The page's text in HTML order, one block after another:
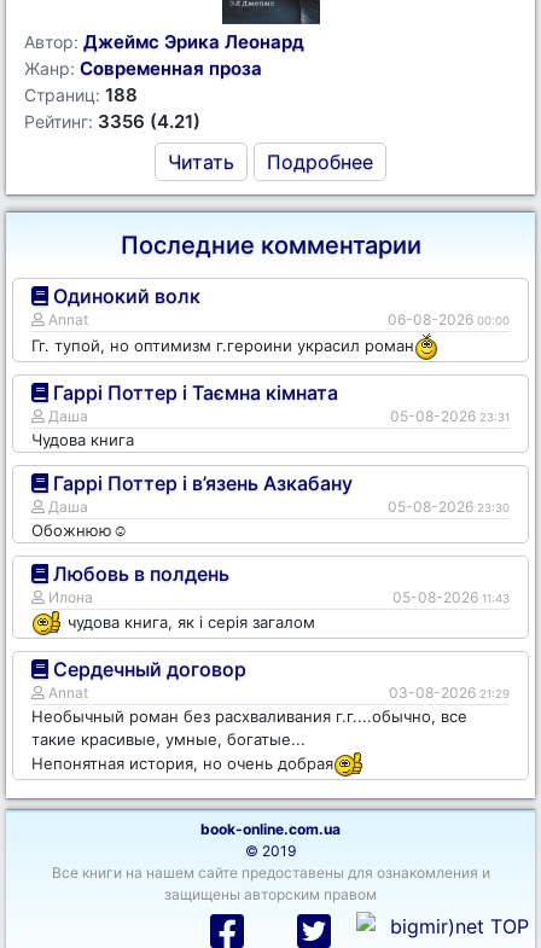
Автор: Джеймс Эрика Леонард
Жанр: Современная проза
Страниц: 188
Рейтинг: 3356 (4.21)
Читать Подробнее
Последние комментарии
Одинокий волк
Annat 06-08-2026 00:00
Гг. тупой, но оптимизм г.героини украсил роман
Гаррі Поттер і Таємна кімната
Даша 05-08-2026 23:31
Чудова книга
Гаррі Поттер і в’язень Азкабану
Даша 05-08-2026 23:30
Обожнюю☺️
Любовь в полдень
Илона 05-08-2026 11:43
чудова книга, як і серія загалом
Сердечный договор
Annat 03-08-2026 21:29
Необычный роман без расхваливания г.г....обычно, все
такие красивые, умные, богатые...
Непонятная история, но очень добрая
book-online.com.ua
© 2019
Все книги на нашем сайте предоставены для ознакомления и
защищены авторским правом